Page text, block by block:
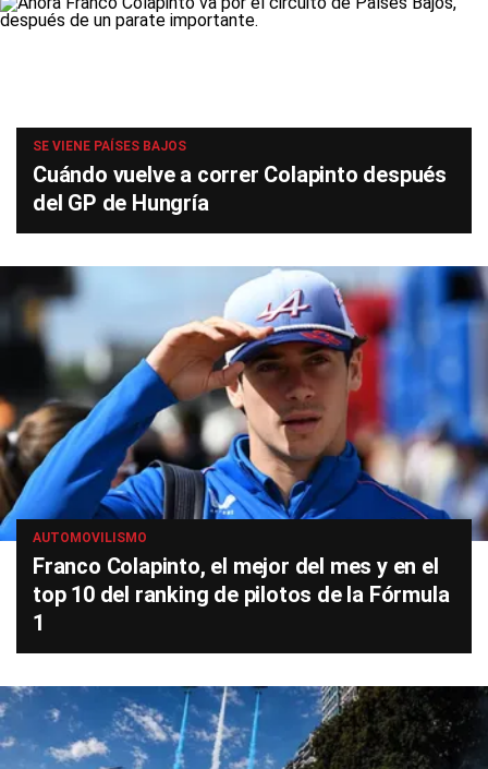
SE VIENE PAÍSES BAJOS
Cuándo vuelve a correr Colapinto después
del GP de Hungría
AUTOMOVILISMO
Franco Colapinto, el mejor del mes y en el
top 10 del ranking de pilotos de la Fórmula
1